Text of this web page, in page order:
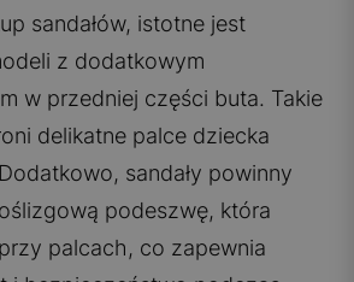
sandałów, istotne jest
z dodatkowym
w przedniej części buta. Takie
delikatne palce dziecka
sandały powinny
podeszwę, która
palcach, co zapewnia